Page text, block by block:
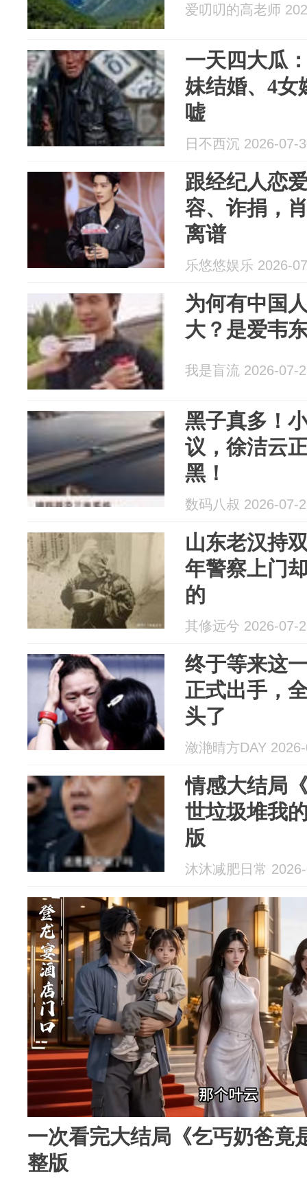
爱叨叨的高老师
一天四大瓜
妹结婚、4女
嘘
日不西沉 2026-07-
跟经纪人恋
容、诈捐，
离谱
乐悠悠娱乐 2026-
为何有中国
大？是爱韦
我是盲流 2026-07-
黑子真多！
议，徐洁云
黑！
数码八叔 2026-07-
山东老汉持
年警察上门
的
其修远兮 2026-07-
终于等来这
正式出手，
头了
潋滟晴方DAY
情感大结局
世垃圾堆我
版
沐沐减肥日常
一次看完大结局《乞丐奶爸竟
整版